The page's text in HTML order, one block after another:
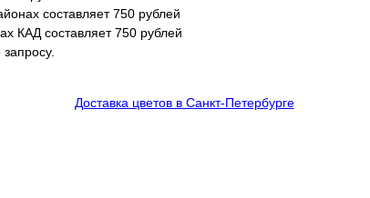
составляет 750 рублей
КАД составляет 750 рублей
Доставка цветов в Санкт-Петербурге